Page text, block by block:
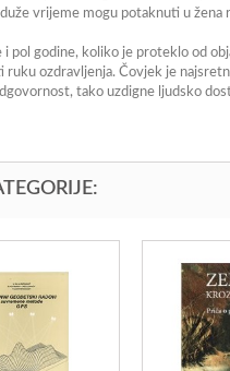
vrijeme mogu potaknuti u
pol godine, koliko je proteklo od
ozdravljenja. Čovjek je
tako uzdigne ljudsko